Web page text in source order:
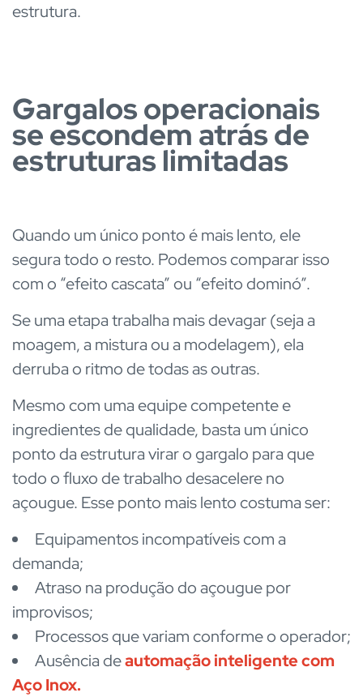
estrutura.
Gargalos operacionais
se escondem atrás de
estruturas limitadas
Quando um único ponto é mais lento, ele
segura todo o resto. Podemos comparar isso
com o “efeito cascata” ou “efeito dominó”.
Se uma etapa trabalha mais devagar (seja a
moagem, a mistura ou a modelagem), ela
derruba o ritmo de todas as outras.
Mesmo com uma equipe competente e
ingredientes de qualidade, basta um único
ponto da estrutura virar o gargalo para que
todo o fluxo de trabalho desacelere no
açougue. Esse ponto mais lento costuma ser:
Equipamentos incompatíveis com a
demanda;
Atraso na produção do açougue por
improvisos;
Processos que variam conforme o operador;
Ausência deautomação inteligente com
Aço Inox.